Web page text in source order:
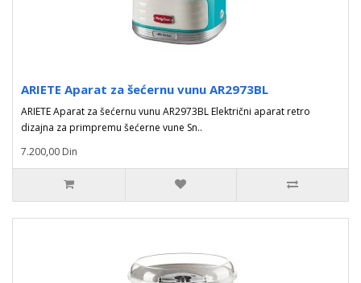
ARIETE Aparat za šećernu vunu AR2973BL
ARIETE Aparat za šećernu vunu AR2973BL Električni aparat retro
dizajna za primpremu šećerne vune Sn..
7.200,00 Din